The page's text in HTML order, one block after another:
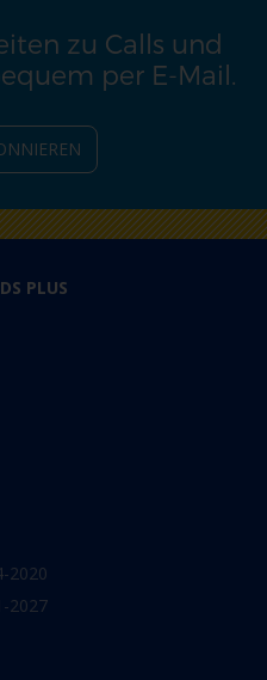
zu Calls und
per E-Mail.
PLUS
2020
2027